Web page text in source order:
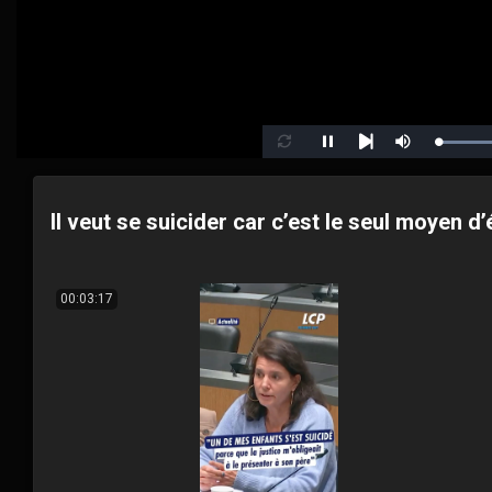
Pause
Next
Mute
Il veut se suicider car c’est le seul moyen
00:03:17